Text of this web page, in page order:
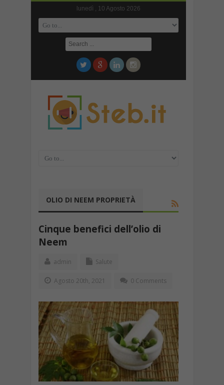
lunedì , 10 Agosto 2026
OLIO DI NEEM PROPRIETÀ
Cinque benefici dell’olio di
Neem
admin Salute
Agosto 20th, 2021 0 Comments